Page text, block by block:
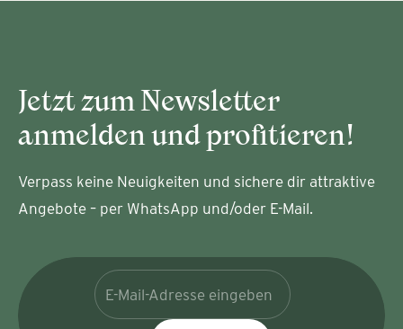
Jetzt zum Newsletter
anmelden und profitieren!
Verpass keine Neuigkeiten und sichere dir attraktive
Angebote – per WhatsApp und/oder E-Mail.